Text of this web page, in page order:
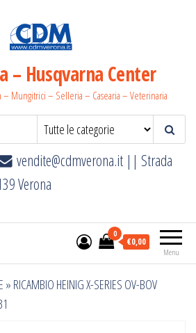
– Husqvarna Center
– Mungitrici – Selleria – Casearia – Veterinaria
vendite@cdmverona.it || Strada
Verona
Menu
0
€0,00
» RICAMBIO HEINIG X-SERIES OV-BOV